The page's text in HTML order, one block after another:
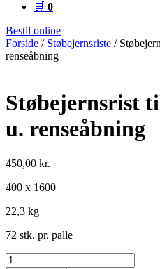
🛒 0
Bestil online
Forside / Støbejernsriste /
renseåbning
Støbejernsrist
u. renseåbning
450,00 kr.
400 x 1600
22,3 kg
72 stk. pr. palle
Støbejernsrist